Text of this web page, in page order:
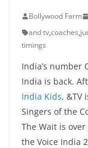
Bollywood Farm
and tv,coaches,
timings
India’s number
India is back.
India Kids, &TV
Singers of the
The Wait is
the Voice India